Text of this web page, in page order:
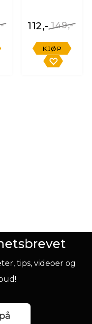
149,-
112,-
KJØP
tips, videoer og